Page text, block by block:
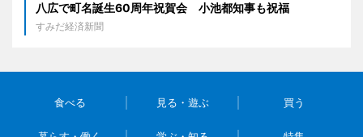
八広で町名誕生60周年祝賀会 小池都知事も祝福
すみだ経済新聞
食べる 見る・遊ぶ 買う